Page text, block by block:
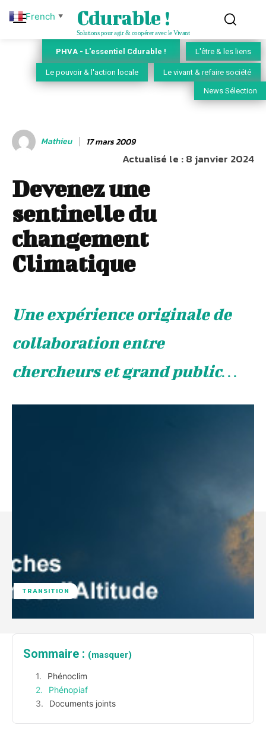
Cdurable !
Solutions pour agir & coopérer avec le Vivant
PHVA - L'essentiel Cdurable ! L'être & les liens
Le pouvoir & l'action locale Le vivant & refaire société
News Sélection
Mathieu 17 mars 2009
Actualisé le :8 janvier 2024
Devenez une
sentinelle du
changement
Climatique
Une expérience originale de
collaboration entre
chercheurs et grand public…
TRANSITION
Sommaire : (masquer)
Phénoclim
Phénopiaf
Documents joints
French ▼